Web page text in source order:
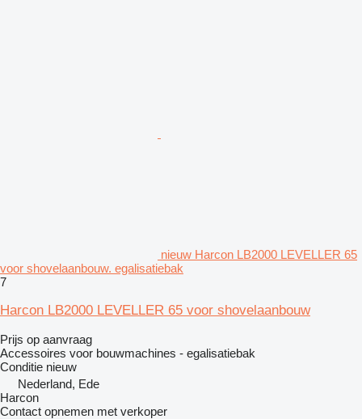
nieuw Harcon LB2000 LEVELLER 65
voor shovelaanbouw. egalisatiebak
7
Harcon LB2000 LEVELLER 65 voor shovelaanbouw
Prijs op aanvraag
Accessoires voor bouwmachines - egalisatiebak
Conditie nieuw
Nederland, Ede
Harcon
Contact opnemen met verkoper